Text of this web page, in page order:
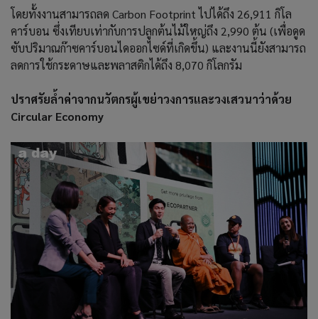
โดยทั้งงานสามารถลด Carbon Footprint ไปได้ถึง 26,911 กิโล
คาร์บอน ซึ่งเทียบเท่ากับการปลูกต้นไม้ใหญ่ถึง 2,990 ต้น (เพื่อดูด
ซับปริมาณก๊าซคาร์บอนไดออกไซด์ที่เกิดขึ้น) และงานนี้ยังสามารถ
ลดการใช้กระดาษและพลาสติกได้ถึง 8,070 กิโลกรัม
ปราศรัยล้ำค่าจากนวัตกรผู้เขย่าวงการและวงเสวนาว่าด้วย
Circular Economy